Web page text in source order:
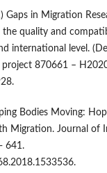
Gaps in Migration
the quality and
international level.
project 870661 –
Bodies Moving:
Migration. Journal of
641.